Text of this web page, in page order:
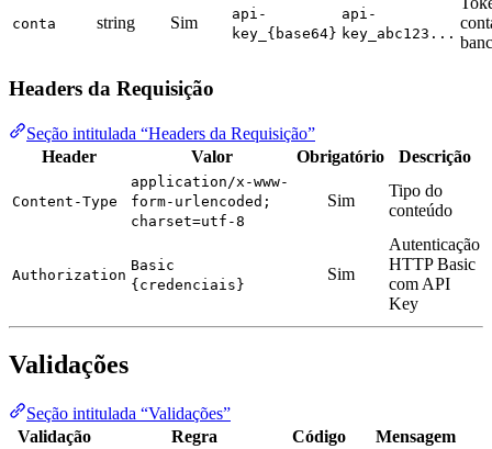
conta string Sim
api-
key_{base64}
api-
key_abc123...
Headers da Requisição
Seção intitulada “Headers da Requisição”
Header
Valor Obrigatório Descrição
Content-Type
application/x-www-
form-urlencoded;
charset=utf-8
Sim
Tipo do
conteúdo
Authorization
Basic
{credenciais}
Sim
Autenticação
HTTP Basic
com API
Key
Validações
Seção intitulada “Validações”
Validação
Regra Código
Mensagem